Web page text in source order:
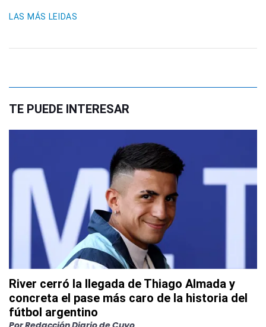
LAS MÁS LEIDAS
TE PUEDE INTERESAR
River cerró la llegada de Thiago Almada y
concreta el pase más caro de la historia del
fútbol argentino